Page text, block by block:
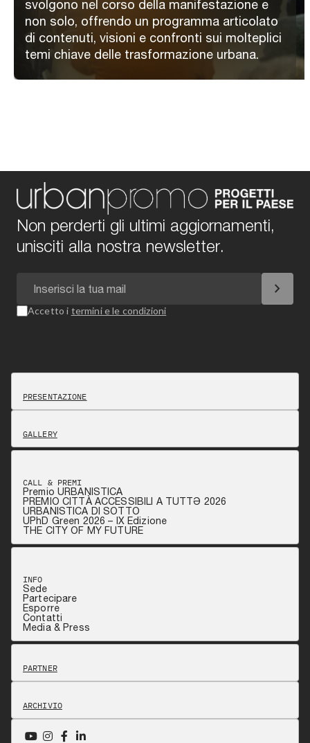
svolgono nel corso della manifestazione e
non solo, offrendo un programma articolato
di contenuti, visioni e confronti sui molteplici
temi chiave delle trasformazione urbana.
Non perderti gli ultimi aggiornamenti,
unisciti alla nostra newsletter.
chevron_right
Accetto i termini e le condizioni
PRESENTAZIONE
GALLERY
CALL & PREMI
Premio URBANISTICA
PREMIO CITTÀ ACCESSIBILI A TUTTƏ 2026
URBANISTICA DI SOTTO
UPhD Green 2026 – IX Edizione
THE CITY OF MY FUTURE
INFO
Sede
Partecipare
Esporre
Contatti
Media & Press
PARTNER
ARCHIVIO